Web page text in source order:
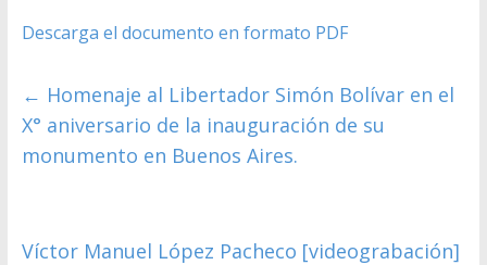
Descarga el documento en formato PDF
← Homenaje al Libertador Simón Bolívar en el
X° aniversario de la inauguración de su
monumento en Buenos Aires.
Víctor Manuel López Pacheco [videograbación]